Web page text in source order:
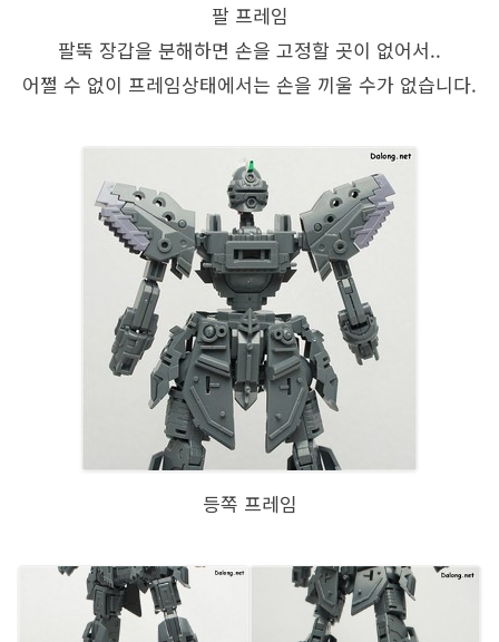
팔 프레임
팔뚝 장갑을 분해하면 손을 고정할 곳이 없어서..
어쩔 수 없이 프레임상태에서는 손을 끼울 수가 없습니다.
등쪽 프레임